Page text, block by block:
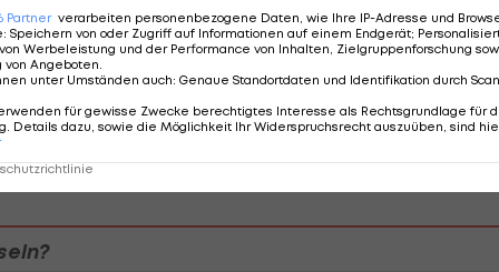
geworfen haben.
Möglichkeit, noch weiter auf sich aufmerksam zu
Partner verarbeiten personenbezogene Daten, wie Ihre IP-Adresse und
: Speichern von oder Zugriff auf Informationen auf einem Endgerät;
Werbeleistung und der Performance von Inhalten, Zielgruppenforschung
von Angeboten.
unter Umständen auch: Genaue Standortdaten und Identifikation durch
für gewisse Zwecke berechtigtes Interesse als Rechtsgrundlage für
Details dazu, sowie die Möglichkeit Ihr Widerspruchsrecht auszuüben, sind